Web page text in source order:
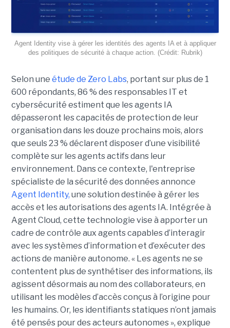
Agent Identity vise à gérer les identités des agents IA et à appliquer
des politiques de sécurité à chaque action. (Crédit: Rubrik)
Selon une étude de Zero Labs, portant sur plus de 1
600 répondants, 86 % des responsables IT et
cybersécurité estiment que les agents IA
dépasseront les capacités de protection de leur
organisation dans les douze prochains mois, alors
que seuls 23 % déclarent disposer d’une visibilité
complète sur les agents actifs dans leur
environnement. Dans ce contexte, l'entreprise
spécialiste de la sécurité des données annonce
Agent Identity, une solution destinée à gérer les
accès et les autorisations des agents IA. Intégrée à
Agent Cloud, cette technologie vise à apporter un
cadre de contrôle aux agents capables d’interagir
avec les systèmes d’information et d’exécuter des
actions de manière autonome. « Les agents ne se
contentent plus de synthétiser des informations, ils
agissent désormais au nom des collaborateurs, en
utilisant les modèles d’accès conçus à l’origine pour
les humains. Or, les identifiants statiques n’ont jamais
été pensés pour des acteurs autonomes », explique